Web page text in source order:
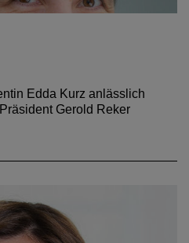
Edda Kurz anlässlich
Gerold Reker